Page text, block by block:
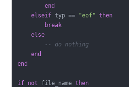
end
elseif typ == "eof" then
break
else
-- do nothing
end
end
if not file_name then